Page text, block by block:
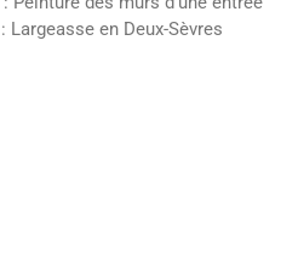
Largeasse en Deux-Sèvres